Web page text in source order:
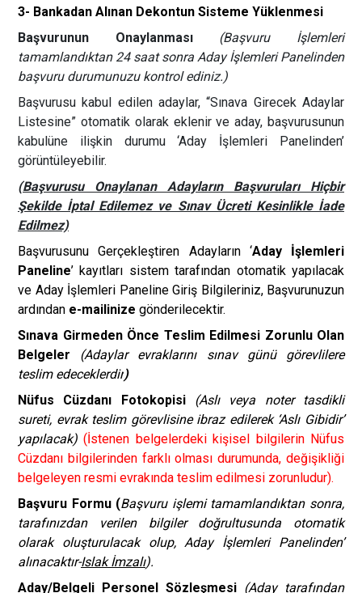
3- Bankadan Alınan Dekontun Sisteme Yüklenmesi
Başvurunun Onaylanması
(Başvuru İşlemleri
tamamlandıktan 24 saat sonra Aday İşlemleri Panelinden
başvuru durumunuzu kontrol ediniz.)
Başvurusu kabul edilen adaylar, “Sınava Girecek Adaylar
Listesine” otomatik olarak eklenir ve aday, başvurusunun
kabulüne ilişkin durumu ‘Aday İşlemleri Panelinden’
görüntüleyebilir.
(Başvurusu Onaylanan Adayların Başvuruları Hiçbir
Şekilde İptal Edilemez ve Sınav Ücreti Kesinlikle İade
Edilmez)
Başvurusunu Gerçekleştiren Adayların ‘Aday İşlemleri
Paneline’ kayıtları sistem tarafından otomatik yapılacak
ve Aday İşlemleri Paneline Giriş Bilgileriniz, Başvurunuzun
ardından e-mailinize gönderilecektir.
Sınava Girmeden Önce Teslim Edilmesi Zorunlu Olan
Belgeler (Adaylar evraklarını sınav günü görevlilere
teslim edeceklerdir)
Nüfus Cüzdanı Fotokopisi
(Aslı veya noter tasdikli
sureti, evrak teslim görevlisine ibraz edilerek ‘Aslı Gibidir’
yapılacak)(İstenen belgelerdeki kişisel bilgilerin Nüfus
Cüzdanı bilgilerinden farklı olması durumunda, değişikliği
belgeleyen resmi evrakında teslim edilmesi zorunludur).
Başvuru Formu (Başvuru işlemi tamamlandıktan sonra,
tarafınızdan verilen bilgiler doğrultusunda otomatik
olarak oluşturulacak olup, Aday İşlemleri Panelinden’
alınacaktır-Islak İmzalı).
Aday/Belgeli Personel Sözleşmesi (Aday tarafından